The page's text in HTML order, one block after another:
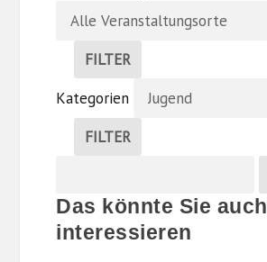
FILTER
V
E
R
A
T
A
L
Kategorien
FILTER
E
G
Das könnte Sie auch
interessieren